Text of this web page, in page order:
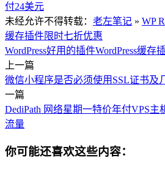
付24美元
未经允许不得转载： 老左笔记 » WP
缓存插件限时七折优惠
WordPress好用的插件WordPress缓存
上一篇
微信小程序是否必须使用SSL证书及
一篇
DediPath 网络星期一特价年付VPS主
流量
你可能还喜欢这些内容：